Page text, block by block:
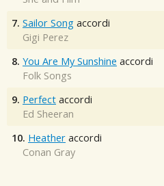
7. Sailor Song accordi
Gigi Perez
8. You Are My Sunshine accordi
Folk Songs
9. Perfect accordi
Ed Sheeran
10. Heather accordi
Conan Gray